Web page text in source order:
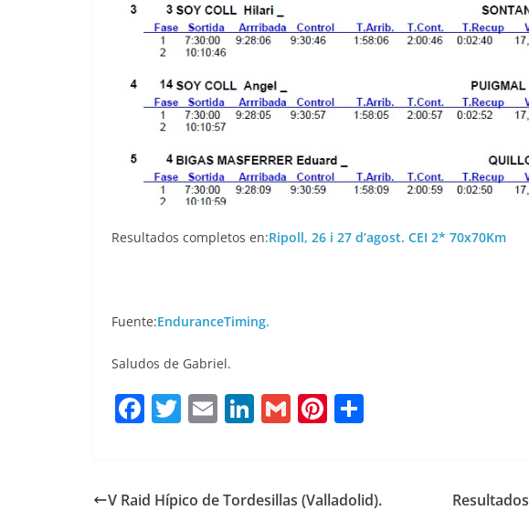
Resultados completos en:Ripoll, 26 i 27 d’agost. CEI 2* 70x70Km
Fuente:EnduranceTiming.
Saludos de Gabriel.
F
e
T
te
E
l
Li
e
G
l
Pi
rep
V Raid Hípico de Tordesillas (Valladolid).